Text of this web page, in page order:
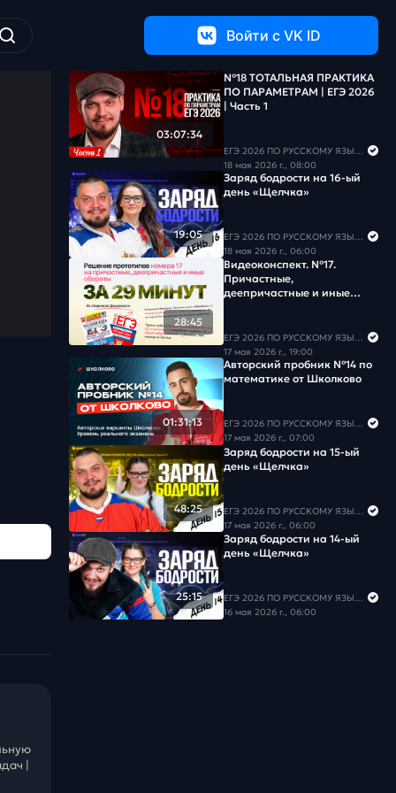
Войти c VK ID
|
03:07:34
№18 ТОТАЛЬНАЯ ПРАКТИКА
ПО ПАРАМЕТРАМ | ЕГЭ 2026
| Часть 1
ЕГЭ 2026 ПО РУССКОМУ ЯЗЫКУ И МАТЕМАТИКЕ
18 мая 2026 г., 08:00
19:05
Заряд бодрости на 16-ый
день «Щелчка»
ЕГЭ 2026 ПО РУССКОМУ ЯЗЫКУ И МАТЕМАТИКЕ
18 мая 2026 г., 06:00
28:45
Видеоконспект. №17.
Причастные,
деепричастные и иные
(36, 50 вариантов)
ЕГЭ 2026 ПО РУССКОМУ ЯЗЫКУ И МАТЕМАТИКЕ
17 мая 2026 г., 19:00
01:31:13
Авторский пробник №14 по
математике от Школково
ЕГЭ 2026 ПО РУССКОМУ ЯЗЫКУ И МАТЕМАТИКЕ
17 мая 2026 г., 07:00
48:25
Заряд бодрости на 15-ый
день «Щелчка»
ЕГЭ 2026 ПО РУССКОМУ ЯЗЫКУ И МАТЕМАТИКЕ
17 мая 2026 г., 06:00
25:15
Заряд бодрости на 14-ый
день «Щелчка»
ЕГЭ 2026 ПО РУССКОМУ ЯЗЫКУ И МАТЕМАТИКЕ
16 мая 2026 г., 06:00